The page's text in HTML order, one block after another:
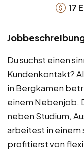
17
Du suchst einen
Kundenkontakt?
in Bergkamen
einem Nebenjob.
neben Studium,
arbeitest in
profitierst von